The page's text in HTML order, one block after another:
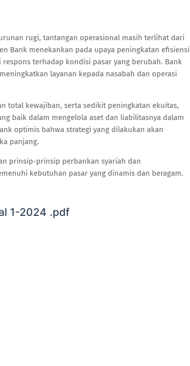
rugi, tantangan operasional masih terlihat dari
Bank menekankan pada upaya peningkatan efisiensi
terhadap kondisi pasar yang berubah. Bank
layanan kepada nasabah dan operasi
total kewajiban, serta sedikit peningkatan ekuitas,
baik dalam mengelola aset dan liabilitasnya dalam
optimis bahwa strategi yang dilakukan akan
panjang.
prinsip-prinsip perbankan syariah dan
kebutuhan pasar yang dinamis dan beragam.
1-2024 .pdf